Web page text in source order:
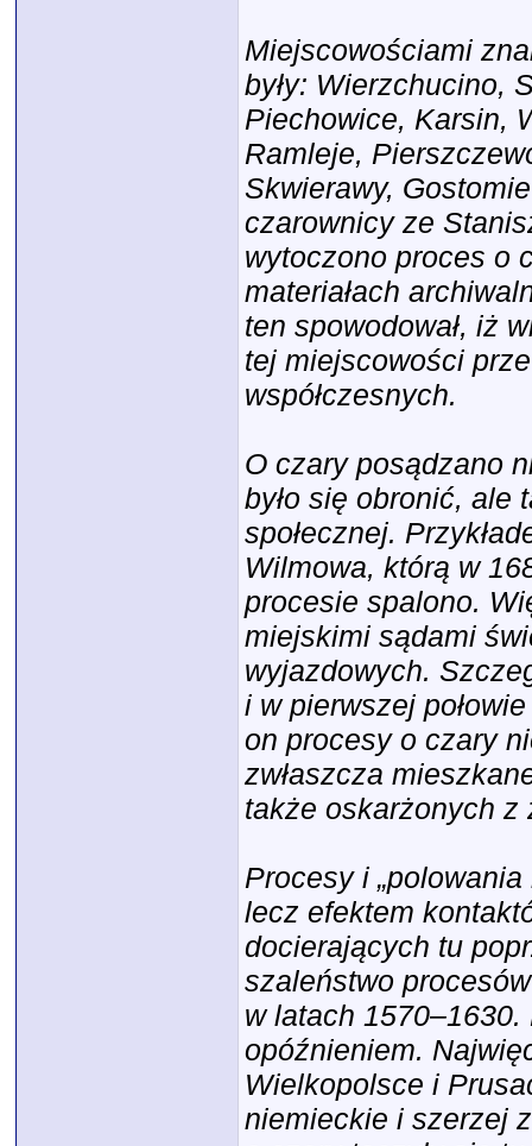
Miejscowościami
były: Wierzchucino,
Piechowice, Karsin,
Ramleje,
Skwierawy,
czarownicy ze
wytoczono proces o
materiałach
ten spowodował, iż
tej miejscowości
współczesnych.
O czary posądzano
było się obronić, ale
społecznej.
Wilmowa, którą w
procesie spalono.
miejskimi sądami
wyjazdowych.
i w pierwszej
on procesy o czary
zwłaszcza
także oskarżonych
Procesy i
lecz efektem
docierających tu
szaleństwo
w latach
opóźnieniem.
Wielkopolsce i
niemieckie i szerzej